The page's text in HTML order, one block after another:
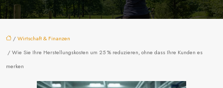
/Wirtschaft & Finanzen
/ Wie Sie Ihre Herstellungskosten um 25 % reduzieren, ohne dass Ihre Kunden es
merken